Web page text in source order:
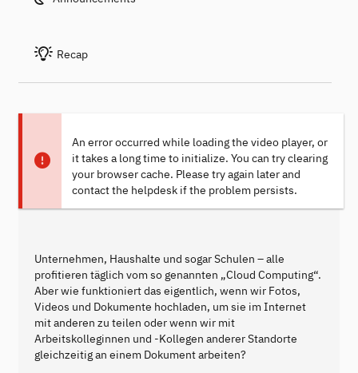
Recap
An error occurred while loading the video player, or
it takes a long time to initialize. You can try clearing
your browser cache. Please try again later and
contact the helpdesk if the problem persists.
Unternehmen, Haushalte und sogar Schulen – alle
profitieren täglich vom so genannten „Cloud Computing“.
Aber wie funktioniert das eigentlich, wenn wir Fotos,
Videos und Dokumente hochladen, um sie im Internet
mit anderen zu teilen oder wenn wir mit
Arbeitskolleginnen und -Kollegen anderer Standorte
gleichzeitig an einem Dokument arbeiten?